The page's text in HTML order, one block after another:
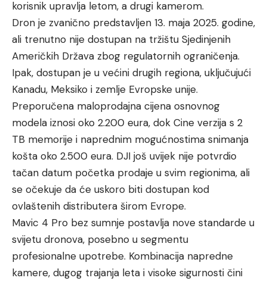
korisnik upravlja letom, a drugi kamerom.
Dron je zvanično predstavljen 13. maja 2025. godine,
ali trenutno nije dostupan na tržištu Sjedinjenih
Američkih Država zbog regulatornih ograničenja.
Ipak, dostupan je u većini drugih regiona, uključujući
Kanadu, Meksiko i zemlje Evropske unije.
Preporučena maloprodajna cijena osnovnog
modela iznosi oko 2.200 eura, dok Cine verzija s 2
TB memorije i naprednim mogućnostima snimanja
košta oko 2.500 eura. DJI još uvijek nije potvrdio
tačan datum početka prodaje u svim regionima, ali
se očekuje da će uskoro biti dostupan kod
ovlaštenih distributera širom Evrope.
Mavic 4 Pro bez sumnje postavlja nove standarde u
svijetu dronova, posebno u segmentu
profesionalne upotrebe. Kombinacija napredne
kamere, dugog trajanja leta i visoke sigurnosti čini